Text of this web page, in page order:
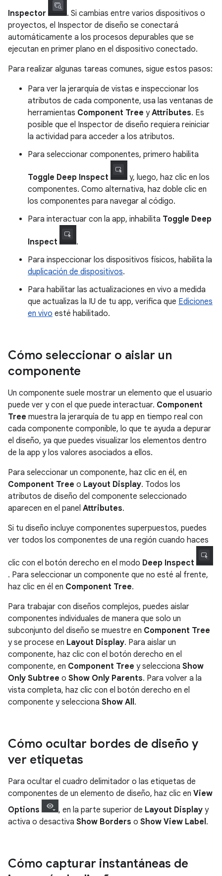
Inspector
. Si cambias entre varios dispositivos o
proyectos, el Inspector de diseño se conectará
automáticamente a los procesos depurables que se
ejecutan en primer plano en el dispositivo conectado.
Para realizar algunas tareas comunes, sigue estos pasos:
Para ver la jerarquía de vistas e inspeccionar los
atributos de cada componente, usa las ventanas de
herramientas Component Tree yAttributes. Es
posible que el Inspector de diseño requiera reiniciar
la actividad para acceder a los atributos.
Para seleccionar componentes, primero habilita
Toggle Deep Inspect
y, luego, haz clic en los
componentes. Como alternativa, haz doble clic en
los componentes para navegar al código.
Para interactuar con la app, inhabilita Toggle Deep
Inspect
.
Para inspeccionar los dispositivos físicos, habilita la
duplicación de dispositivos.
Para habilitar las actualizaciones en vivo a medida
que actualizas la IU de tu app, verifica que Ediciones
en vivo esté habilitado.
Cómo seleccionar o aislar un
componente
Un componente suele mostrar un elemento que el usuario
puede ver y con el que puede interactuar. Component
Tree muestra la jerarquía de tu app en tiempo real con
cada componente componible, lo que te ayuda a depurar
el diseño, ya que puedes visualizar los elementos dentro
de la app y los valores asociados a ellos.
Para seleccionar un componente, haz clic en él, en
Component Tree o Layout Display. Todos los
atributos de diseño del componente seleccionado
aparecen en el panel Attributes.
Si tu diseño incluye componentes superpuestos, puedes
ver todos los componentes de una región cuando haces
clic con el botón derecho en el modo Deep Inspect
. Para seleccionar un componente que no esté al frente,
haz clic en él en Component Tree.
Para trabajar con diseños complejos, puedes aislar
componentes individuales de manera que solo un
subconjunto del diseño se muestre en Component Tree
y se procese en Layout Display. Para aislar un
componente, haz clic con el botón derecho en el
componente, en Component Tree y selecciona Show
Only Subtree o Show Only Parents. Para volver a la
vista completa, haz clic con el botón derecho en el
componente y selecciona Show All.
Cómo ocultar bordes de diseño y
ver etiquetas
Para ocultar el cuadro delimitador o las etiquetas de
componentes de un elemento de diseño, haz clic en View
Options
, en la parte superior de Layout Display y
activa o desactiva Show Borders o Show View Label.
Cómo capturar instantáneas de